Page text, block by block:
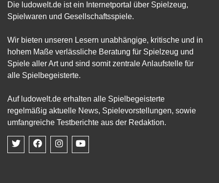
Die ludowelt.de ist ein Internetportal über Spielzeug,
Spielwaren und Gesellschaftsspiele.
Wir bieten unseren Lesern unabhängige, kritische und in
hohem Maße verlässliche Beratung für Spielzeug und
Spiele aller Art und sind somit zentrale Anlaufstelle für
alle Spielbegeisterte.
Auf ludowelt.de erhalten alle Spielbegeisterte
regelmäßig aktuelle News, Spielevorstellungen, sowie
umfangreiche Testberichte aus der Redaktion.